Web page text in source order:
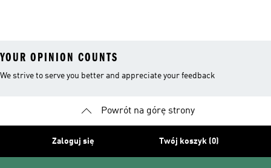
YOUR OPINION COUNTS
We strive to serve you better and appreciate your feedback
Powrót na górę strony
Zaloguj się Twój koszyk (0)